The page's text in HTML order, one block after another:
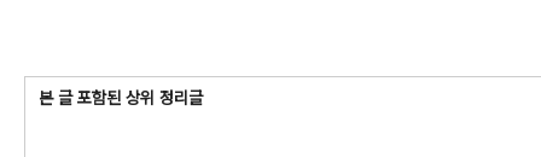
본 글 포함된 상위 정리글